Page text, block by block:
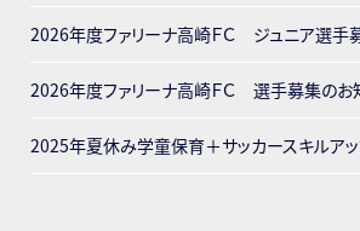
2026年度ファリーナ高崎ＦＣ ジュニア選手
2026年度ファリーナ高崎ＦＣ 選手募集のお
2025年夏休み学童保育＋サッカースキルア